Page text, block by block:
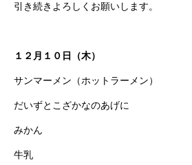
引き続きよろしくお願いします。
１２月１０日（木）
サンマーメン（ホットラーメン）
だいずとこざかなのあげに
みかん
牛乳